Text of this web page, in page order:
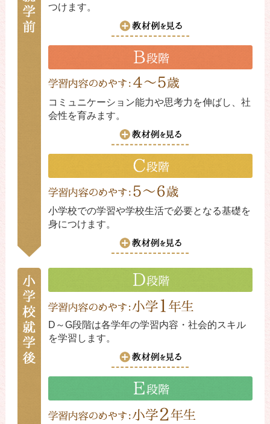
つけます。
コミュニケーション能力や思考力を伸ばし、社
会性を育みます。
小学校での学習や学校生活で必要となる基礎を
身につけます。
D～G段階は各学年の学習内容・社会的スキル
を学習します。